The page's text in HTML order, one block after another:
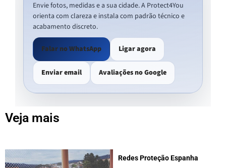
Envie fotos, medidas e a sua cidade. A Protect4You
orienta com clareza e instala com padrão técnico e
acabamento discreto.
Falar no WhatsApp Ligar agora
Enviar email Avaliações no Google
Veja mais
Redes Proteção Espanha